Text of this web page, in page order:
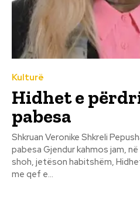
Kulturë
Hidhet e
pabesa
Shkruan Veronike Shkreli Pepushaj Hidhet e
pabesa Gjendur kahmos jam, në kët zallamahi, Gjithçmos
shoh, jetëson habitshëm,
me qef e...